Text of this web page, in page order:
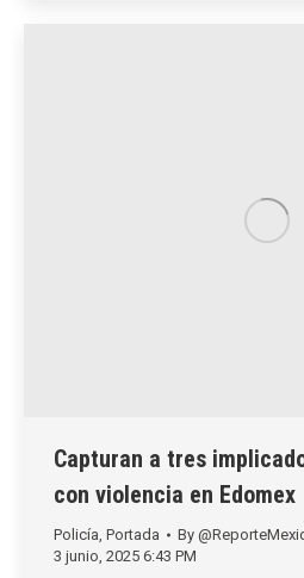
Capturan a tres
con violencia en Edomex
Policía, Portada By
3 junio, 2025 6:43 PM